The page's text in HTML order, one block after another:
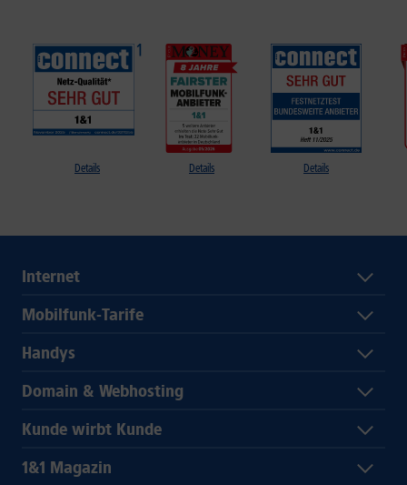
Details Details Details
Internet
Mobilfunk-Tarife
Handys
Domain & Webhosting
Kunde wirbt Kunde
1&1 Magazin